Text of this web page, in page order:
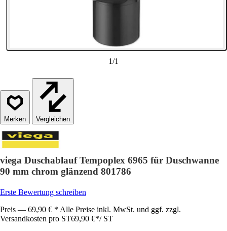
1/1
Vergleichen
viega Duschablauf Tempoplex 6965 für Duschwanne
90 mm chrom glänzend 801786
Erste Bewertung schreiben
Preis — 69,90 € * Alle Preise inkl. MwSt. und ggf. zzgl.
Versandkosten pro ST69,90 €*/ ST